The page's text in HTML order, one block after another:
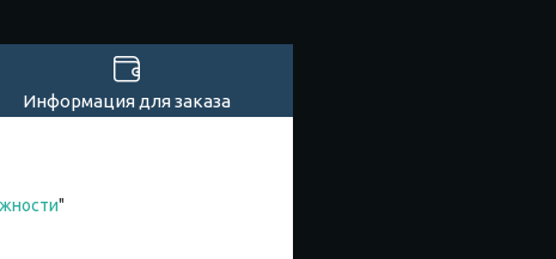
Информация для заказа
"